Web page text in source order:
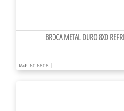
BROCA METAL DURO 8XD
Ref. 60.6808